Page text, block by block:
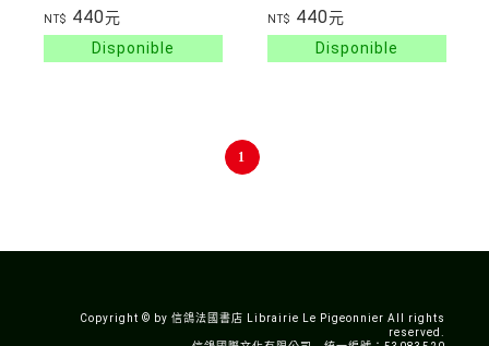
NT$ 440元 NT$ 440元
1
Copyright © by 信鴿法國書店 Librairie Le Pigeonnier All rights
reserved.